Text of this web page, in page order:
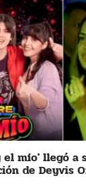
mío' llegó a
de Deyvis